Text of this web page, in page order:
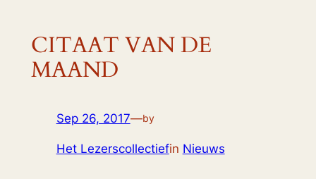
CITAAT VAN DE
MAAND
Sep 26, 2017—by
Het Lezerscollectiefin Nieuws